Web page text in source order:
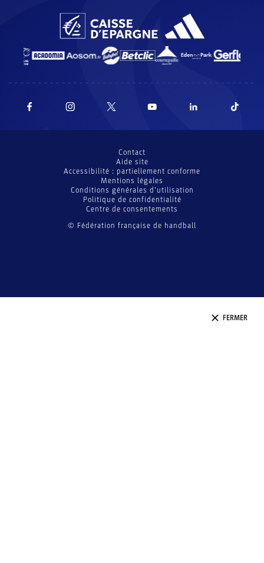
FERMER
© Fédération française de handball
Contact
Aide site
Accessibilité : partiellement conforme
Mentions légales
Conditions générales d’utilisation
Politique de confidentialité
Centre de consentements